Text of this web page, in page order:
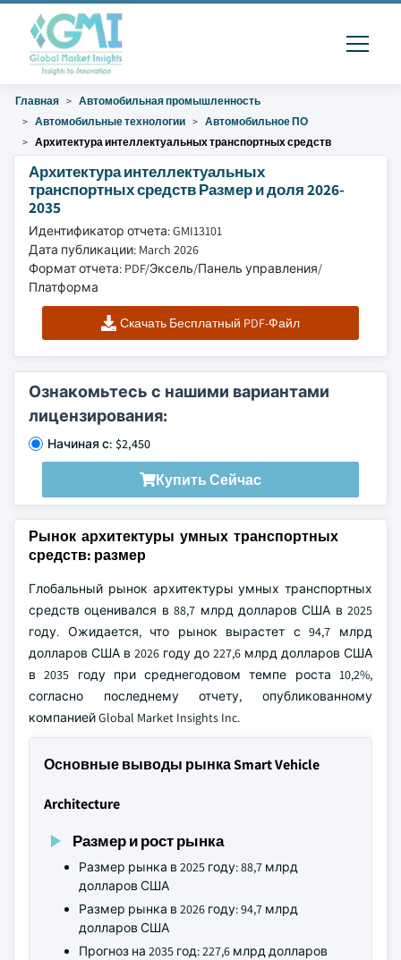
Главная
Автомобильная промышленность
Автомобильные технологии
Автомобильное ПО
Архитектура интеллектуальных транспортных средств
Архитектура интеллектуальных
транспортных средств Размер и доля 2026-
2035
Идентификатор отчета: GMI13101
Дата публикации: March 2026
Формат отчета: PDF/Эксель/Панель управления/
Платформа
Скачать Бесплатный PDF-Файл
Ознакомьтесь с нашими вариантами
лицензирования:
Начиная с: $2,450
Купить Сейчас
Рынок архитектуры умных транспортных
средств: размер
Глобальный рынок архитектуры умных транспортных
средств оценивался в 88,7 млрд долларов США в 2025
году. Ожидается, что рынок вырастет с 94,7 млрд
долларов США в 2026 году до 227,6 млрд долларов США
в 2035 году при среднегодовом темпе роста 10,2%,
согласно последнему отчету, опубликованному
компанией Global Market Insights Inc.
Основные выводы рынка Smart Vehicle
Architecture
Размер и рост рынка
Размер рынка в 2025 году: 88,7 млрд
долларов США
Размер рынка в 2026 году: 94,7 млрд
долларов США
Прогноз на 2035 год: 227,6 млрд долларов